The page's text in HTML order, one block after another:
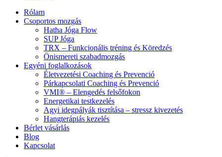
Rólam
Csoportos mozgás
Hatha Jóga Flow
SUP Jóga
TRX – Funkcionális tréning és Köredzés
Önismereti szabadmozgás
Egyéni foglalkozások
Életvezetési Coaching és Prevenció
Párkapcsolati Coaching és Prevenció
VMI® – Elengedés felsőfokon
Energetikai testkezelés
Agyi idegpályák tisztítása – stressz kivezetés
Hangterápiás kezelés
Bérlet vásárlás
Blog
Kapcsolat